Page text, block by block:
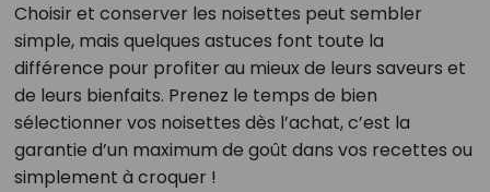
Choisir et conserver les noisettes peut sembler
simple, mais quelques astuces font toute la
différence pour profiter au mieux de leurs saveurs et
de leurs bienfaits. Prenez le temps de bien
sélectionner vos noisettes dès l’achat, c’est la
garantie d’un maximum de goût dans vos recettes ou
simplement à croquer !